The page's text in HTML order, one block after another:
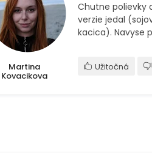
Martina
Kovacikova
Chutne polievky
verzie jedal
kacica). Navyse
Užitočná